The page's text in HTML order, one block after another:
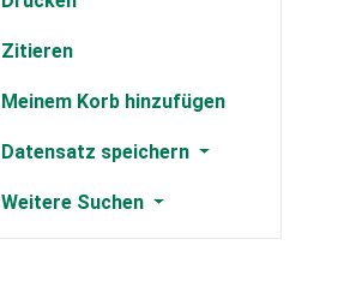
Zitieren
Meinem Korb hinzufügen
Datensatz speichern
Weitere Suchen